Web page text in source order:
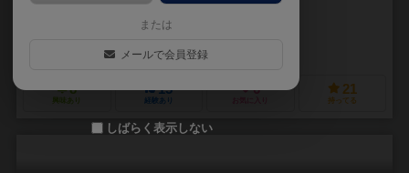
ロベルタ・テイラー（Roberta Taylor）
ショーナ・JC・テニー（Shawna J.C. Tenney）
キッズテーブルBG（Kids Table BG）
8
興味あり
15
経験あり
6 21
持ってる
または
メールで会員登録
しばらく表示しない